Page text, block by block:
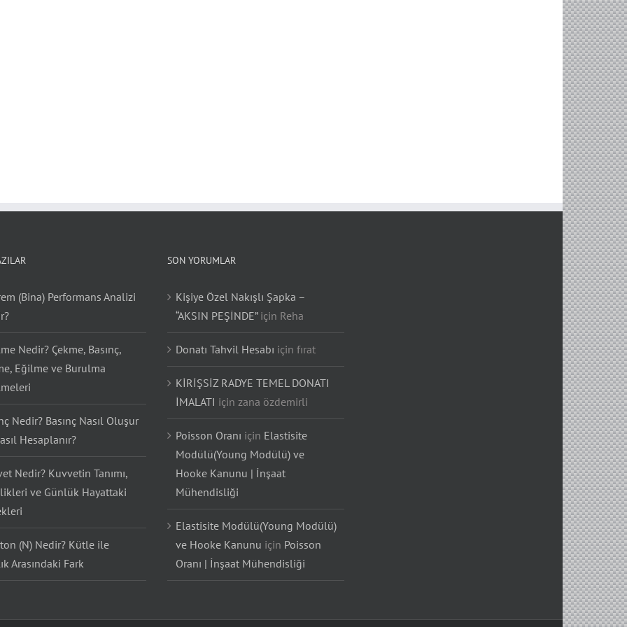
(Bina) Performans Analizi
Nedir? Çekme, Basınç,
Eğilme ve Burulma
Nedir? Basınç Nasıl Oluşur
Hesaplanır?
Nedir? Kuvvetin Tanımı,
ve Günlük Hayattaki
(N) Nedir? Kütle ile
Arasındaki Fark
Kişiye Özel Nakışlı Şapka –
“AKSIN PEŞİNDE”
için
için
KİRİŞSİZ RADYE TEMEL DONATI
için
için
Modülü(Young Modülü) ve
Hooke Kanunu | İnşaat
Mühendisliği
Elastisite Modülü(Young Modülü)
ve Hooke Kanunu
için
Oranı | İnşaat Mühendisliği